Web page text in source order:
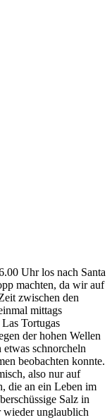
Uhr los nach Santa
machten, da wir auf
zwischen den
mittags
Tortugas
der hohen Wellen
schnorcheln
beobachten konnte.
also nur auf
die an ein Leben im
Salz in
wieder unglaublich